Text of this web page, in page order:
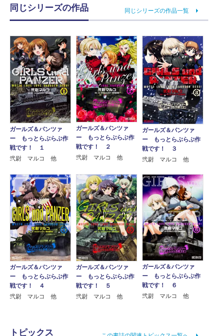
同じシリーズの作品 同じシリーズの作品一覧
ガールズ＆パンツァ
ー もっとらぶらぶ作
戦です！ １
弐尉 マルコ 他
ガールズ＆パンツァ
ー もっとらぶらぶ作
戦です！ ２
弐尉 マルコ 他
ガールズ＆パンツァ
ー もっとらぶらぶ作
戦です！ ３
弐尉 マルコ 他
ガールズ＆パンツァ
ー もっとらぶらぶ作
戦です！ ４
弐尉 マルコ 他
ガールズ＆パンツァ
ー もっとらぶらぶ作
戦です！ ５
弐尉 マルコ 他
ガールズ＆パンツァ
ー もっとらぶらぶ作
戦です！ ６
弐尉 マルコ 他
トピックス